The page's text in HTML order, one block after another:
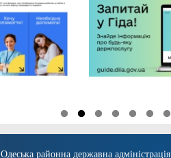
Одеська районна державна адміністрація